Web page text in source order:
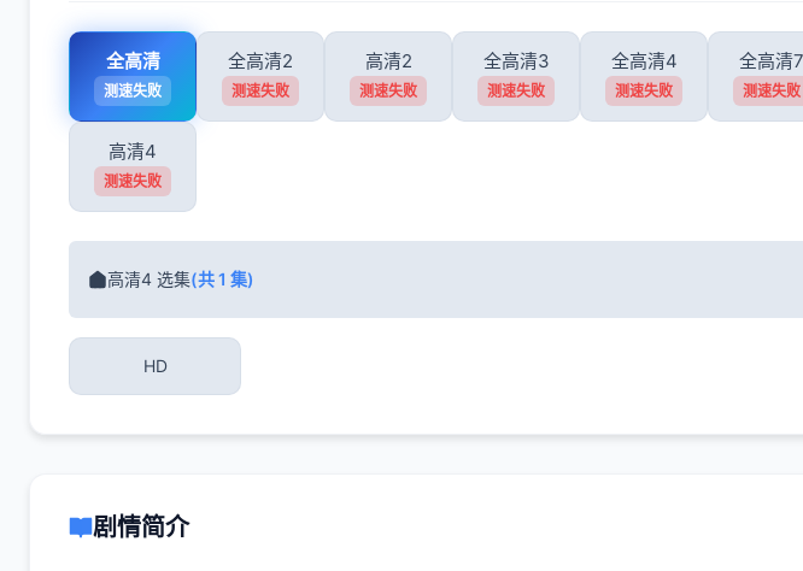
全高清
测速失败
全高清2
测速失败
高清2
测速失败
全高清3
测速失败
全高清4
测速失败
全高清7
测速失败
高清4
测速失败
高清4 选集(共 1 集)
HD
剧情简介